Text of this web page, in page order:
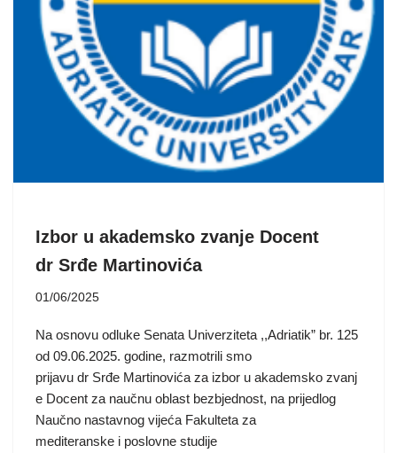
Izbor u akademsko zvanje Docent
dr Srđe Martinovića
01/06/2025
Na osnovu odluke Senata Univerziteta ,,Adriatik” br. 125
od 09.06.2025. godine, razmotrili smo
prijavu dr Srđe Martinovića za izbor u akademsko zvanj
e Docent za naučnu oblast bezbjednost, na prijedlog
Naučno nastavnog vijeća Fakulteta za
mediteranske i poslovne studije